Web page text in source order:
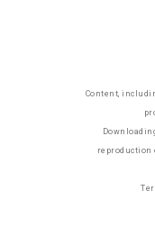
Content,
reproduction